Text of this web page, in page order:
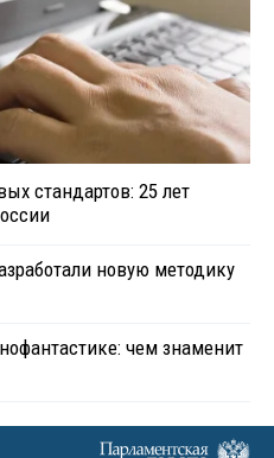
стандартов: 25 лет
новую методику
чем знаменит